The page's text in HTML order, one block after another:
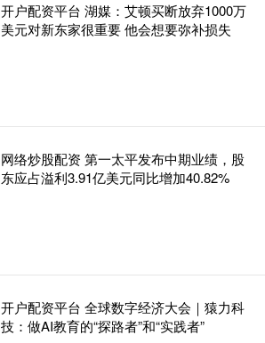
开户配资平台 湖媒：艾顿买断放弃1000万
美元对新东家很重要 他会想要弥补损失
网络炒股配资 第一太平发布中期业绩，股
东应占溢利3.91亿美元同比增加40.82%
开户配资平台 全球数字经济大会｜猿力科
技：做AI教育的“探路者”和“实践者”